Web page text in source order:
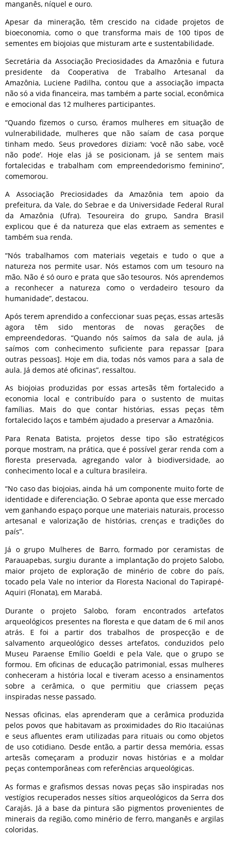
manganês, níquel e ouro.
Apesar da mineração, têm crescido na cidade projetos de
bioeconomia, como o que transforma mais de 100 tipos de
sementes em biojoias que misturam arte e sustentabilidade.
Secretária da Associação Preciosidades da Amazônia e futura
presidente da Cooperativa de Trabalho Artesanal da
Amazônia, Luciene Padilha, contou que a associação impacta
não só a vida financeira, mas também a parte social, econômica
e emocional das 12 mulheres participantes.
“Quando fizemos o curso, éramos mulheres em situação de
vulnerabilidade, mulheres que não saíam de casa porque
tinham medo. Seus provedores diziam: ‘você não sabe, você
não pode’. Hoje elas já se posicionam, já se sentem mais
fortalecidas e trabalham com empreendedorismo feminino”,
comemorou.
A Associação Preciosidades da Amazônia tem apoio da
prefeitura, da Vale, do Sebrae e da Universidade Federal Rural
da Amazônia (Ufra). Tesoureira do grupo, Sandra Brasil
explicou que é da natureza que elas extraem as sementes e
também sua renda.
“Nós trabalhamos com materiais vegetais e tudo o que a
natureza nos permite usar. Nós estamos com um tesouro na
mão. Não é só ouro e prata que são tesouros. Nós aprendemos
a reconhecer a natureza como o verdadeiro tesouro da
humanidade”, destacou.
Após terem aprendido a confeccionar suas peças, essas artesãs
agora têm sido mentoras de novas gerações de
empreendedoras. “Quando nós saímos da sala de aula, já
saímos com conhecimento suficiente para repassar [para
outras pessoas]. Hoje em dia, todas nós vamos para a sala de
aula. Já demos até oficinas”, ressaltou.
As biojoias produzidas por essas artesãs têm fortalecido a
economia local e contribuído para o sustento de muitas
famílias. Mais do que contar histórias, essas peças têm
fortalecido laços e também ajudado a preservar a Amazônia.
Para Renata Batista, projetos desse tipo são estratégicos
porque mostram, na prática, que é possível gerar renda com a
floresta preservada, agregando valor à biodiversidade, ao
conhecimento local e a cultura brasileira.
“No caso das biojoias, ainda há um componente muito forte de
identidade e diferenciação. O Sebrae aponta que esse mercado
vem ganhando espaço porque une materiais naturais, processo
artesanal e valorização de histórias, crenças e tradições do
país”.
Já o grupo Mulheres de Barro, formado por ceramistas de
Parauapebas, surgiu durante a implantação do projeto Salobo,
maior projeto de exploração de minério de cobre do país,
tocado pela Vale no interior da Floresta Nacional do Tapirapé-
Aquiri (Flonata), em Marabá.
Durante o projeto Salobo, foram encontrados artefatos
arqueológicos presentes na floresta e que datam de 6 mil anos
atrás. E foi a partir dos trabalhos de prospecção e de
salvamento arqueológico desses artefatos, conduzidos pelo
Museu Paraense Emílio Goeldi e pela Vale, que o grupo se
formou. Em oficinas de educação patrimonial, essas mulheres
conheceram a história local e tiveram acesso a ensinamentos
sobre a cerâmica, o que permitiu que criassem peças
inspiradas nesse passado.
Nessas oficinas, elas aprenderam que a cerâmica produzida
pelos povos que habitavam as proximidades do Rio Itacaiúnas
e seus afluentes eram utilizadas para rituais ou como objetos
de uso cotidiano. Desde então, a partir dessa memória, essas
artesãs começaram a produzir novas histórias e a moldar
peças contemporâneas com referências arqueológicas.
As formas e grafismos dessas novas peças são inspiradas nos
vestígios recuperados nesses sítios arqueológicos da Serra dos
Carajás. Já a base da pintura são pigmentos provenientes de
minerais da região, como minério de ferro, manganês e argilas
coloridas.